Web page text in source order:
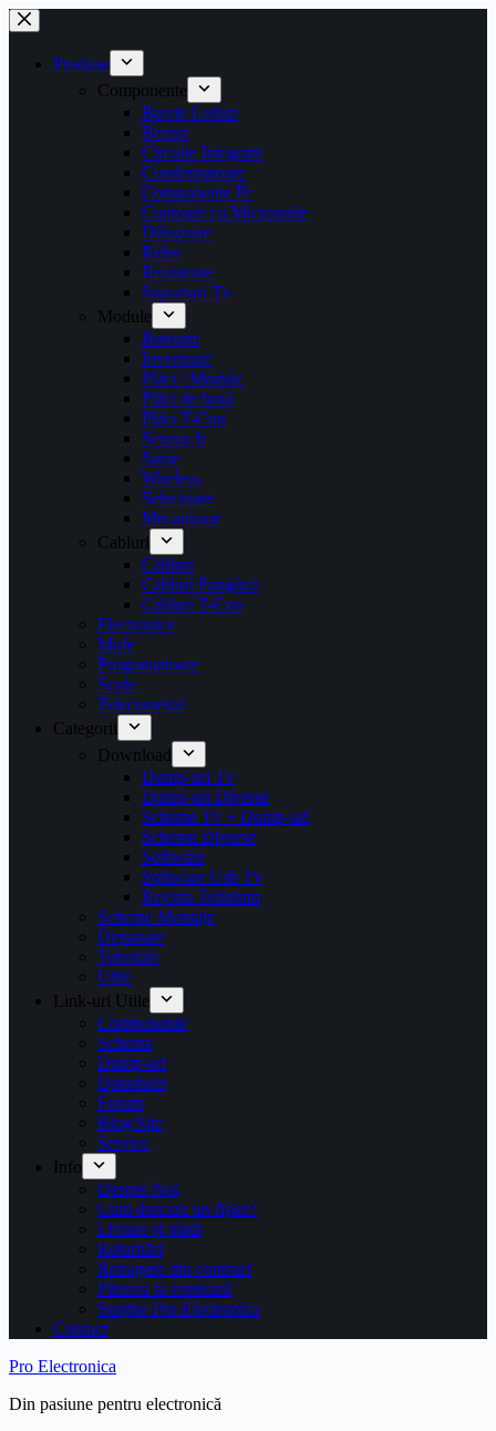
Sari
la
conținutProduse
Componente
Barete Leduri
Becuri
Circuite Integrate
Condensatoare
Componente Pc
Cuptoare cu Microunde
Difuzoare
Relee
Rezistențe
Suporturi Tv
Module
Butoane
Invertoare
Plăci / Module
Plăci de bază
Plăci T-Con
Senzor Ir
Surse
Wireless
Selectoare
Mecanisme
Cabluri
Cabluri
Cabluri Panglică
Cabluri T-Con
Electronice
Mufe
Programatoare
Scule
Telecomenzi
Categorii
Download
Dump-uri Tv
Dump-uri Diverse
Scheme Tv + Dump-uri
Scheme Diverse
Software
Software Usb Tv
Revista Tehnium
Scheme Montaje
Depanare
Tutoriale
Utile
Link-uri Utile
Componente
Scheme
Dump-uri
Datasheet
Forum
Blog/Site
Service
Info
Despre Noi
Cum descarc un fişier?
Livrare și plată
Returnări
Retragere din contract
Părerea ta contează
Susține Pro Electronica
Contact
Pro Electronica
Din pasiune pentru electronică